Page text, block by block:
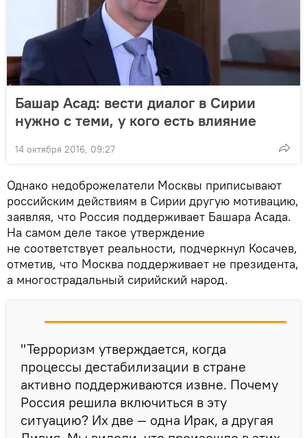
Башар Асад: вести диалог в Сирии
нужно с теми, у кого есть влияние
14 октября 2016, 09:27
Однако недоброжелатели Москвы приписывают
российским действиям в Сирии другую мотивацию,
заявляя, что Россия поддерживает Башара Асада.
На самом деле такое утверждение
не соответствует реальности, подчеркнул Косачев,
отметив, что Москва поддерживает не президента,
а многострадальный сирийский народ.
"Терроризм утверждается, когда
процессы дестабилизации в стране
активно поддерживаются извне. Почему
Россия решила включиться в эту
ситуацию? Их две — одна Ирак, а другая